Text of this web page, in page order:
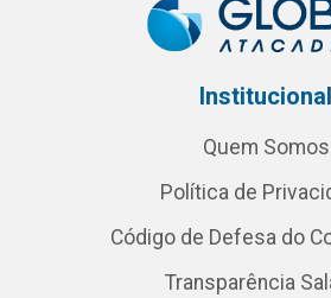
Institucional
Quem Somos
Política de
Código de Defesa do
Transparência